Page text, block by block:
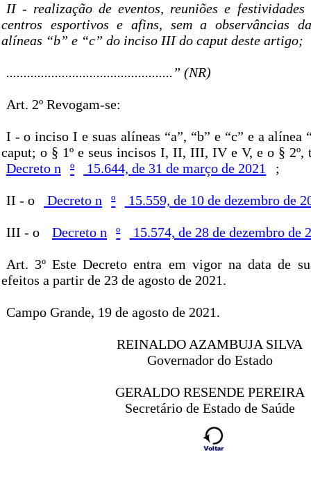
II - realização de eventos, reuniões e festividades
centros esportivos e afins, sem a observâncias
alíneas “b” e “c” do inciso III do caput deste artigo;
................................................” (NR)
Art. 2º Revogam-se:
I - o inciso I e suas alíneas “a”, “b” e “c” e a
caput; o § 1º e seus incisos I, II, III, IV e V, e o § 2º,
Decreto n
º 15.644, de 31 de março de 2021 ;
II - o Decreto n º 15.559, de 10 de dezembro de
III - o Decreto n º 15.574, de 28 de dezembro de
Art. 3º Este Decreto entra em vigor na data de
efeitos a partir de 23 de agosto de 2021.
Campo Grande, 19 de agosto de 2021.
REINALDO AZAMBUJA SILVA
Governador do Estado
GERALDO RESENDE PEREIRA
Secretário de Estado de Saúde